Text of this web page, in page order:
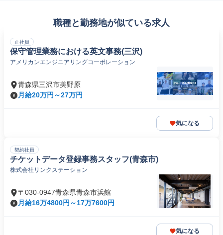
職種と勤務地が似ている求人
正社員
保守管理業務における英文事務(三沢)
アメリカンエンジニアリングコーポレーション
青森県三沢市美野原
月給20万円～27万円
気になる
契約社員
チケットデータ登録事務スタッフ(青森市)
株式会社リンクステーション
〒030-0947青森県青森市浜館
月給16万4800円～17万7600円
気になる